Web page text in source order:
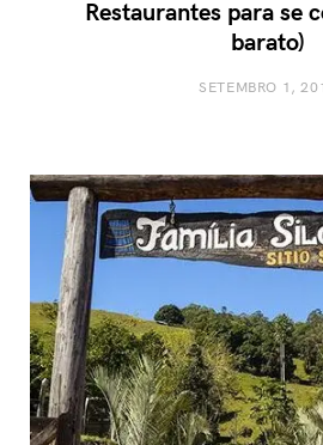
Restaurantes para se
barato)
SETEMBRO 1,